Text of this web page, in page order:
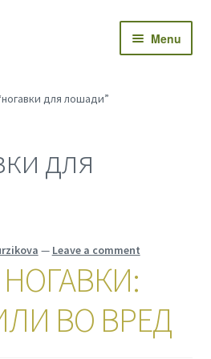
Menu
для лошади”
для
— Leave a comment
ВО ВРЕД